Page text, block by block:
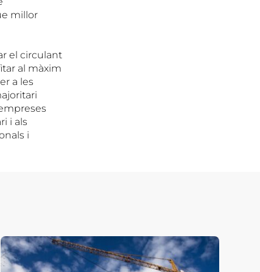
millor
el circulant
al màxim
a les
i als
i